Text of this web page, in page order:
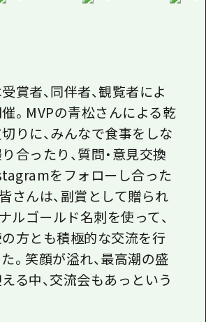
賞者、同伴者、観覧者によ
。 MVPの青松さんによる乾
りに、みんなで食事をしな
合ったり、質問・意見交換
をフォローし合った
さんは、副賞として贈られ
ルゴールド名刺を使って、
方とも積極的な交流を行
。笑顔が溢れ、最高潮の盛
る中、交流会もあっという